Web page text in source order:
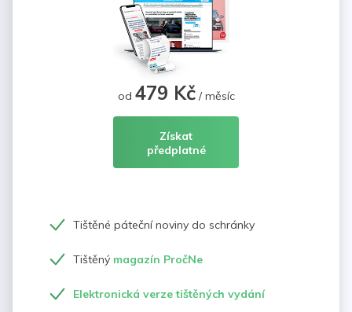
od 479 Kč/ měsíc
Získat
předplatné
Tištěné páteční noviny do schránky
Tištěný magazín PročNe
Elektronická verze tištěných vydání